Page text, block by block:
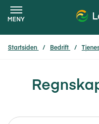
MENY
Startsiden Bedrift